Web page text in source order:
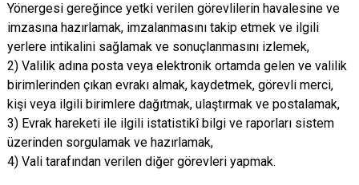
Yönergesi gereğince yetki verilen görevlilerin havalesine ve
imzasına hazırlamak, imzalanmasını takip etmek ve ilgili
yerlere intikalini sağlamak ve sonuçlanmasını izlemek,
2) Valilik adına posta veya elektronik ortamda gelen ve valilik
birimlerinden çıkan evrakı almak, kaydetmek, görevli merci,
kişi veya ilgili birimlere dağıtmak, ulaştırmak ve postalamak,
3) Evrak hareketi ile ilgili istatistikî bilgi ve raporları sistem
üzerinden sorgulamak ve hazırlamak,
4) Vali tarafından verilen diğer görevleri yapmak.